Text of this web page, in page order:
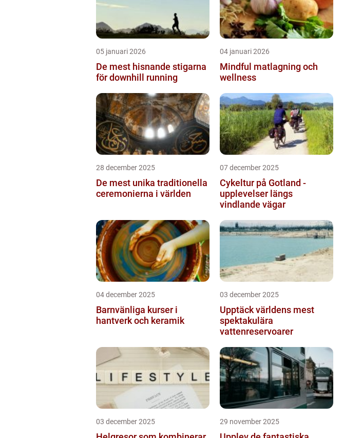
05 januari 2026
De mest hisnande stigarna
för downhill running
04 januari 2026
Mindful matlagning och
wellness
28 december 2025
De mest unika traditionella
ceremonierna i världen
07 december 2025
Cykeltur på Gotland -
upplevelser längs
vindlande vägar
04 december 2025
Barnvänliga kurser i
hantverk och keramik
03 december 2025
Upptäck världens mest
spektakulära
vattenreservoarer
03 december 2025 29 november 2025